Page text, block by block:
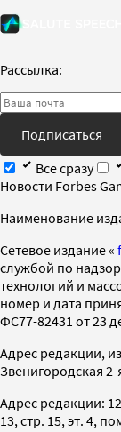
Рассылка:
Подписаться
Все сразу
Новости Forbes
Наименование
Cетевое издание «
службой по
технологий и
номер и дата
ФС77-82431 от 23
Адрес редакции,
Звенигородская 2-
Адрес редакции:
13, стр. 15, эт. 4,